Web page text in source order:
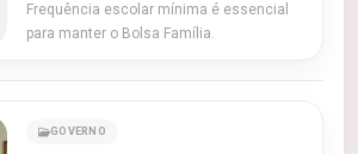
Frequência escolar mínima é essencial
para manter o Bolsa Família.
GOVERNO